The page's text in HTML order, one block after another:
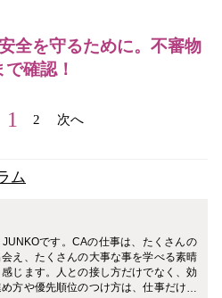
全を守るために。不審物
確認！
1 2 次へ
ム
です。CAの仕事は、たくさんの
え、たくさんの大事な事を学べる素晴
じます。人との接し方だけでなく、効
方や優先順位のつけ方は、仕事だけで